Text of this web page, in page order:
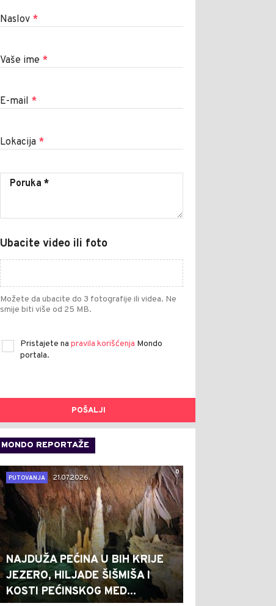
Naslov *
Vaše ime *
E-mail *
Lokacija *
Ubacite video ili foto
Možete da ubacite do 3 fotografije ili videa. Ne
smije biti više od 25 MB.
Pristajete na pravila korišćenja Mondo
portala.
POŠALJI
MONDO REPORTAŽE
0
PUTOVANJA
21.07.2026.
NAJDUŽA PEĆINA U BIH KRIJE
JEZERO, HILJADE ŠIŠMIŠA I
KOSTI PEĆINSKOG MED...